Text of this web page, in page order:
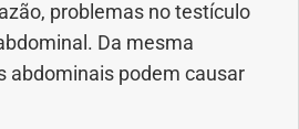
problemas no testículo
Da mesma
abdominais podem causar